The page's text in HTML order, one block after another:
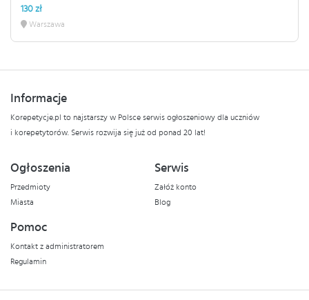
130 zł
Warszawa
Informacje
Korepetycje.pl to najstarszy w Polsce serwis ogłoszeniowy dla uczniów
i korepetytorów. Serwis rozwija się już od ponad 20 lat!
Ogłoszenia
Przedmioty
Miasta
Serwis
Załóż konto
Blog
Pomoc
Kontakt z administratorem
Regulamin